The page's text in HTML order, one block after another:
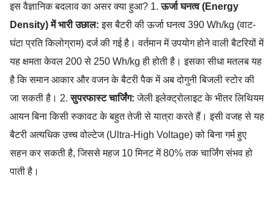
इस वैज्ञानिक बदलाव का असर क्या हुआ? 1.ऊर्जा घनत्व (Energy
Density) में भारी उछाल: इस बैटरी की ऊर्जा घनत्व 390 Wh/kg (वाट-
घंटा प्रति किलोग्राम) दर्ज की गई है। वर्तमान में उपयोग होने वाली बैटरियों में
यह क्षमता केवल 200 से 250 Wh/kg ही होती है। इसका सीधा मतलब यह
है कि समान आकार और वजन के बैटरी पैक में अब दोगुनी बिजली स्टोर की
जा सकती है। 2.सुपरफास्ट चार्जिंग: जेली इलेक्ट्रोलाइट के भीतर लिथियम
आयन बिना किसी रुकावट के बहुत तेजी से यात्रा करते हैं। इसी वजह से यह
बैटरी अत्यधिक उच्च वोल्टेज (Ultra-High Voltage) को बिना गर्म हुए
सहन कर सकती है, जिससे महज 10 मिनट में 80% तक चार्जिंग संभव हो
पाती है।